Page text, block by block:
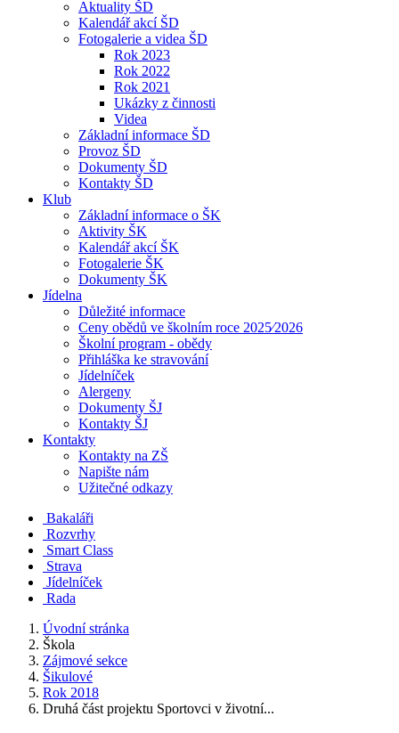
Aktuality ŠD
Kalendář akcí ŠD
Fotogalerie a videa ŠD
Rok 2023
Rok 2022
Rok 2021
Ukázky z činnosti
Videa
Základní informace ŠD
Provoz ŠD
Dokumenty ŠD
Kontakty ŠD
Klub
Základní informace o ŠK
Aktivity ŠK
Kalendář akcí ŠK
Fotogalerie ŠK
Dokumenty ŠK
Jídelna
Důležité informace
Ceny obědů ve školním roce 2025⁄2026
Školní program - obědy
Přihláška ke stravování
Jídelníček
Alergeny
Dokumenty ŠJ
Kontakty ŠJ
Kontakty
Kontakty na ZŠ
Napište nám
Užitečné odkazy
Bakaláři
Rozvrhy
Smart Class
Strava
Jídelníček
Rada
Úvodní stránka
Škola
Zájmové sekce
Šikulové
Rok 2018
Druhá část projektu Sportovci v životní...